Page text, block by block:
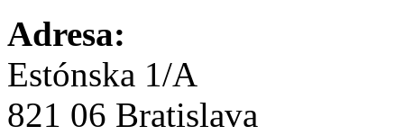
Adresa:
Estónska 1/A
821 06 Bratislava